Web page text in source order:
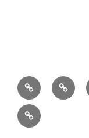
Attualità
Contatti